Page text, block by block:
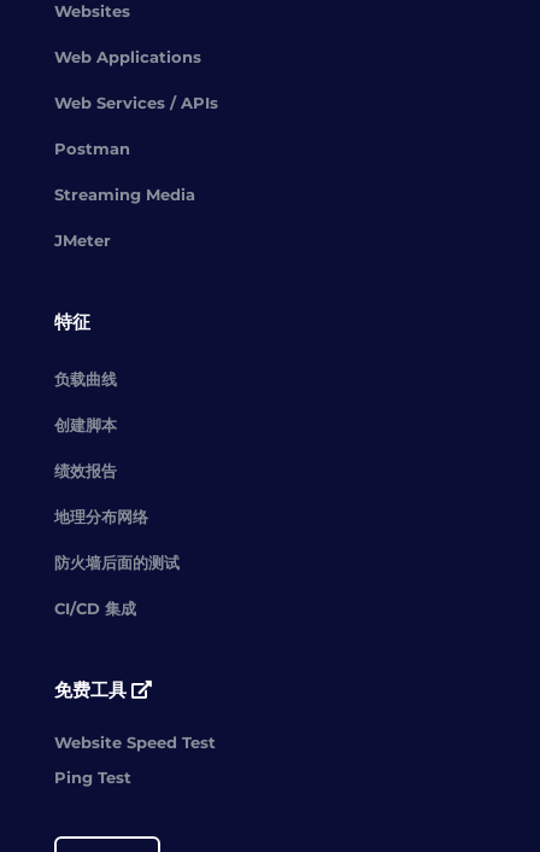
Websites
Web Applications
Web Services / APIs
Postman
Streaming Media
JMeter
特征
负载曲线
创建脚本
绩效报告
地理分布网络
防火墙后面的测试
CI/CD 集成
免费工具
Website Speed Test
Ping Test